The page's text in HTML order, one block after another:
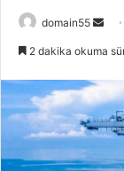
domain55
Bir
2 dakika okuma